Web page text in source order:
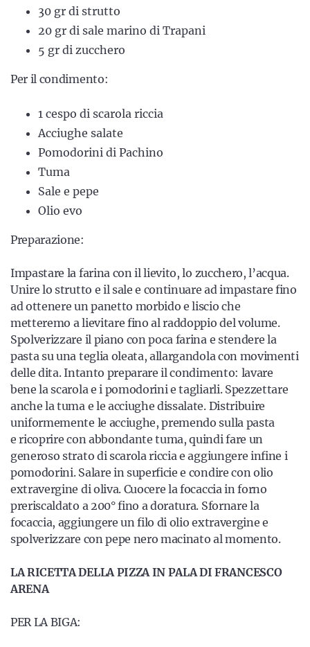
30 gr di strutto
20 gr di sale marino di Trapani
5 gr di zucchero
Per il condimento:
1 cespo di scarola riccia
Acciughe salate
Pomodorini di Pachino
Tuma
Sale e pepe
Olio evo
Preparazione:
Impastare la farina con il lievito, lo zucchero, l’acqua.
Unire lo strutto e il sale e continuare ad impastare fino
ad ottenere un panetto morbido e liscio che
metteremo a lievitare fino al raddoppio del volume.
Spolverizzare il piano con poca farina e stendere la
pasta su una teglia oleata, allargandola con movimenti
delle dita. Intanto preparare il condimento: lavare
bene la scarola e i pomodorini e tagliarli. Spezzettare
anche la tuma e le acciughe dissalate. Distribuire
uniformemente le acciughe, premendo sulla pasta
e ricoprire con abbondante tuma, quindi fare un
generoso strato di scarola riccia e aggiungere infine i
pomodorini. Salare in superficie e condire con olio
extravergine di oliva. Cuocere la focaccia in forno
preriscaldato a 200° fino a doratura. Sfornare la
focaccia, aggiungere un filo di olio extravergine e
spolverizzare con pepe nero macinato al momento.
LA RICETTA DELLA PIZZA IN PALA DI FRANCESCO
ARENA
PER LA BIGA: